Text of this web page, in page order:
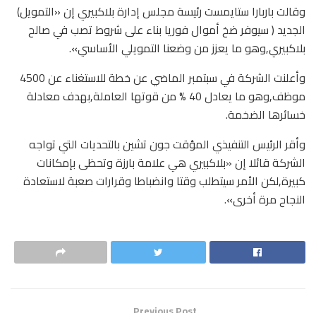
وقالت باربارا ستايمست رئيسة مجلس إدارة بلاكبيري إن «التمويل)
الجديد ( سيوفر ضخ أموال فوريا بناء على شروط تصب في صالح
بلاكبيري,وهو ما يعزز من وضعنا التمويلي الأساسي».
وأعلنت الشركة في سبتمبر الماضي عن خطة للاستغناء عن 4500
موظف,وهو ما يعادل 40 % من قوتها العاملة,بهدف معادلة
خسائرها الضخمة.
وأقر الرئيس التنفيذي المؤقت جون تشين بالتحديات التي تواجه
الشركة قائلا إن «بلاكبيري هي علامة بارزة وتحظى بإمكانات
كبيرة,لكن الأمر سيتطلب وقتا وانضباطا وقرارات صعبة لاستعادة
النجاح مرة أخرى».